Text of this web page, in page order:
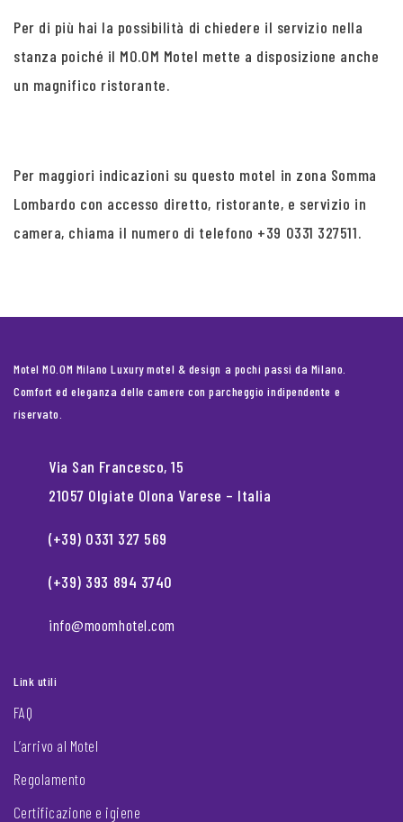
Per di più hai la possibilità di chiedere il servizio nella
stanza poiché il MO.OM Motel mette a disposizione anche
un magnifico ristorante.
Per maggiori indicazioni su questo motel in zona Somma
Lombardo con accesso diretto, ristorante, e servizio in
camera, chiama il numero di telefono +39 0331 327511.
Motel MO.OM Milano Luxury motel & design a pochi passi da Milano.
Comfort ed eleganza delle camere con parcheggio indipendente e
riservato.
Via San Francesco, 15
21057 Olgiate Olona Varese – Italia
(+39) 0331 327 569
(+39) 393 894 3740
info@moomhotel.com
Link utili
FAQ
L’arrivo al Motel
Regolamento
Certificazione e igiene